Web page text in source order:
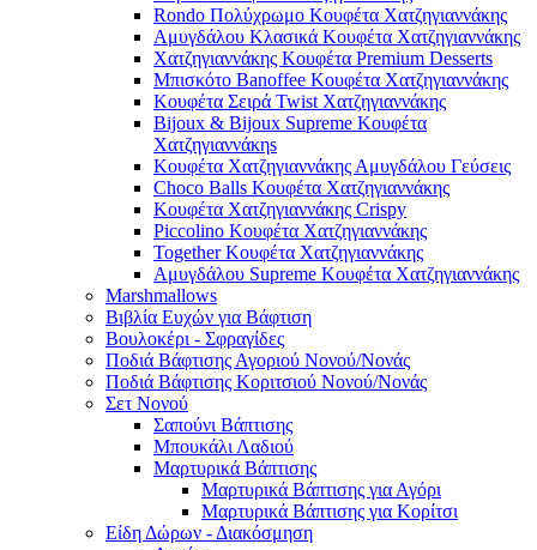
Rondo Πολύχρωμο Κουφέτα Χατζηγιαννάκης
Αμυγδάλου Κλασικά Κουφέτα Χατζηγιαννάκης
Χατζηγιαννάκης Κουφέτα Premium Desserts
Μπισκότο Banoffee Κουφέτα Χατζηγιαννάκης
Κουφέτα Σειρά Twist Χατζηγιαννάκης
Bijoux & Bijoux Supreme Κουφέτα
Χατζηγιαννάκηs
Κουφέτα Χατζηγιαννάκης Αμυγδάλου Γεύσεις
Choco Balls Κουφέτα Χατζηγιαννάκης
Κουφέτα Χατζηγιαννάκης Crispy
Piccolino Κουφέτα Χατζηγιαννάκης
Together Κουφέτα Χατζηγιαννάκης
Αμυγδάλου Supreme Κουφέτα Χατζηγιαννάκης
Marshmallows
Βιβλία Ευχών για Βάφτιση
Βουλοκέρι - Σφραγίδες
Ποδιά Βάφτισης Αγοριού Νονού/Νονάς
Ποδιά Βάφτισης Κοριτσιού Νονού/Νονάς
Σετ Νονού
Σαπούνι Βάπτισης
Μπουκάλι Λαδιού
Μαρτυρικά Βάπτισης
Μαρτυρικά Βάπτισης για Αγόρι
Μαρτυρικά Βάπτισης για Κορίτσι
Είδη Δώρων - Διακόσμηση